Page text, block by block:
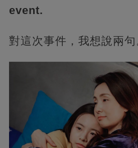
event.
對這次事件，我想說兩句